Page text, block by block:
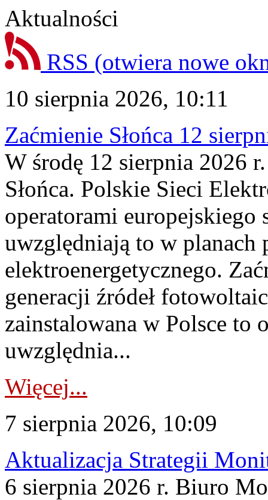
Aktualności
RSS (otwiera nowe
10 sierpnia 2026, 10:11
Zaćmienie Słońca 12
W środę 12 sierpnia 2026
Słońca. Polskie Sieci
operatorami europejskiego
uwzględniają to w planach
elektroenergetycznego.
generacji źródeł
zainstalowana w Polsce to
uwzględnia...
Więcej...
7 sierpnia 2026, 10:09
Aktualizacja Strategii
6 sierpnia 2026 r. Biuro